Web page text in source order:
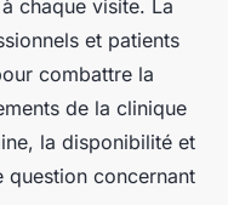
chaque visite. La
et patients
combattre la
de la clinique
la disponibilité et
question concernant